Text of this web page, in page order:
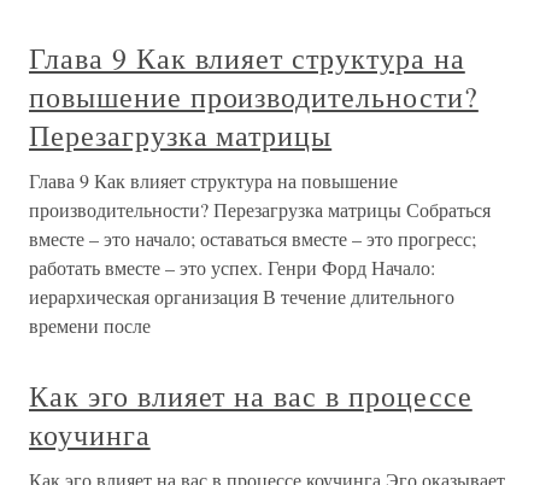
Глава 9 Как влияет структура на
повышение производительности?
Перезагрузка матрицы
Глава 9 Как влияет структура на повышение
производительности? Перезагрузка матрицы Собраться
вместе – это начало; оставаться вместе – это прогресс;
работать вместе – это успех. Генри Форд Начало:
иерархическая организация В течение длительного
времени после
Как эго влияет на вас в процессе
коучинга